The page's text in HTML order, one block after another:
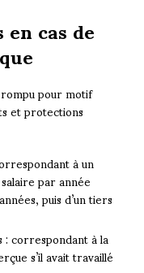
cas de
pour motif
et protections
à un
par année
puis d’un tiers
correspondant à la
s’il avait travaillé